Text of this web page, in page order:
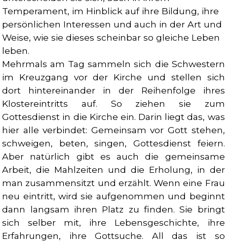
Temperament, im Hinblick auf ihre Bildung, ihre
persönlichen Interessen und auch in der Art und
Weise, wie sie dieses scheinbar so gleiche Leben
leben.
Mehrmals am Tag sammeln sich die Schwestern
im Kreuzgang vor der Kirche und stellen sich
dort hintereinander in der Reihenfolge ihres
Klostereintritts auf. So ziehen sie zum
Gottesdienst in die Kirche ein. Darin liegt das, was
hier alle verbindet: Gemeinsam vor Gott stehen,
schweigen, beten, singen, Gottesdienst feiern.
Aber natürlich gibt es auch die gemeinsame
Arbeit, die Mahlzeiten und die Erholung, in der
man zusammensitzt und erzählt. Wenn eine Frau
neu eintritt, wird sie aufgenommen und beginnt
dann langsam ihren Platz zu finden. Sie bringt
sich selber mit, ihre Lebensgeschichte, ihre
Erfahrungen, ihre Gottsuche. All das ist so